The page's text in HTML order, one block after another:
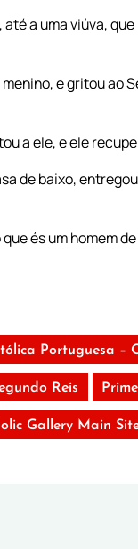
a uma viúva,
e gritou ao
a ele, e ele
de baixo,
és um homem
Portuguesa –
Reis
Gallery Main